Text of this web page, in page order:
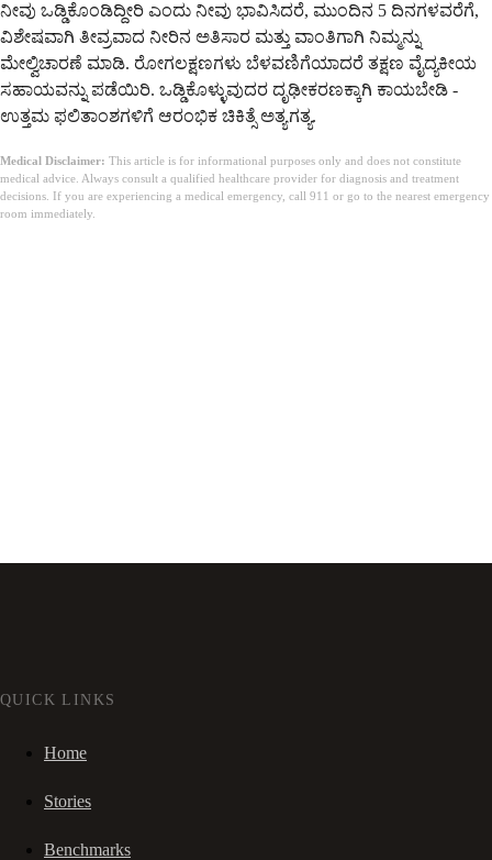
ನೀವು ಒಡ್ಡಿಕೊಂಡಿದ್ದೀರಿ ಎಂದು ನೀವು ಭಾವಿಸಿದರೆ, ಮುಂದಿನ 5 ದಿನಗಳವರೆಗೆ,
ವಿಶೇಷವಾಗಿ ತೀವ್ರವಾದ ನೀರಿನ ಅತಿಸಾರ ಮತ್ತು ವಾಂತಿಗಾಗಿ ನಿಮ್ಮನ್ನು
ಮೇಲ್ವಿಚಾರಣೆ ಮಾಡಿ. ರೋಗಲಕ್ಷಣಗಳು ಬೆಳವಣಿಗೆಯಾದರೆ ತಕ್ಷಣ ವೈದ್ಯಕೀಯ
ಸಹಾಯವನ್ನು ಪಡೆಯಿರಿ. ಒಡ್ಡಿಕೊಳ್ಳುವುದರ ದೃಢೀಕರಣಕ್ಕಾಗಿ ಕಾಯಬೇಡಿ -
ಉತ್ತಮ ಫಲಿತಾಂಶಗಳಿಗೆ ಆರಂಭಿಕ ಚಿಕಿತ್ಸೆ ಅತ್ಯಗತ್ಯ.
Medical Disclaimer: This article is for informational purposes only and does not constitute
medical advice. Always consult a qualified healthcare provider for diagnosis and treatment
decisions. If you are experiencing a medical emergency, call 911 or go to the nearest emergency
room immediately.
QUICK LINKS
Home
Stories
Benchmarks